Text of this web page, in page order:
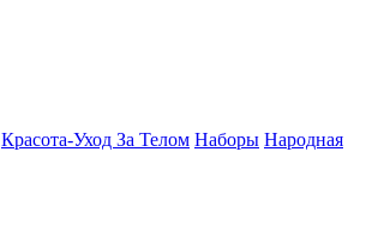
Красота-Уход За Телом Наборы Народная